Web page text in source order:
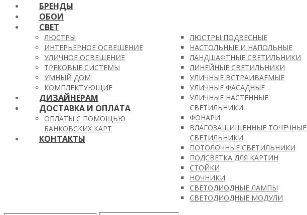
БРЕНДЫ
ОБОИ
СВЕТ
ЛЮСТРЫ
ЛЮСТРЫ ПОДВЕСНЫЕ
ЛЮСТРЫ КАСКАДНЫЕ
ЛЮСТРЫ ЛИНЕЙНЫЕ
ЛЮСТРЫ ПОТОЛОЧНЫЕ
ЛЮСТРЫ НА ЦЕПИ
ЛЮСТРЫ НА ШТАНГЕ
ЛЮСТРЫ ОВАЛЬНЫЕ /
ПРЯМОУГОЛЬНЫЕ
ПОТОЛОЧНЫЕ ЛЮСТРЫ
ПОДВЕСНЫЕ ЛЮСТРЫ
РОЖКОВЫЕ ЛЮСТРЫ
ИНТЕРЬЕРНОЕ ОСВЕЩЕНИЕ
НАСТОЛЬНЫЕ И НАПОЛЬНЫЕ
НАСТЕННЫЕ СВЕТИЛЬНИКИ И БРА
ВСТРАИВАЕМЫЕ ТОЧЕЧНЫЕ
СВЕТИЛЬНИКИ
ТОРШЕР
ЛАМПЫ И МОДУЛИ
ОПТИКА И РАССЕИВАТЕЛИ
ПОДВЕСНЫЕ КОМПЛЕКТЫ
ТОЧЕЧНЫЕ СВЕТИЛЬНИКИ
ПОДВЕСНЫЕ СВЕТИЛЬНИКИ
ПОТОЛОЧНЫЕ СВЕТИЛЬНИКИ
ПОДСВЕТКА ДЛЯ КАРТИН
СТОЙКИ
НОЧНИКИ
СВЕТОДИОДНЫЕ ЛАМПЫ
СВЕТОДИОДНЫЕ МОДУЛИ
УЛИЧНОЕ ОСВЕЩЕНИЕ
ЛАНДШАФТНЫЕ СВЕТИЛЬНИКИ
ЛИНЕЙНЫЕ СВЕТИЛЬНИКИ
УЛИЧНЫЕ ВСТРАИВАЕМЫЕ
УЛИЧНЫЕ ФАСАДНЫЕ
УЛИЧНЫЕ НАСТЕННЫЕ
СВЕТИЛЬНИКИ
ФОНАРИ
ВЛАГОЗАЩИЩЕННЫЕ ТОЧЕЧНЫЕ
СВЕТИЛЬНИКИ
ТРЕКОВЫЕ СИСТЕМЫ
УМНЫЙ ДОМ
КОМПЛЕКТУЮЩИЕ
ДИЗАЙНЕРАМ
ДОСТАВКА И ОПЛАТА
ОПЛАТЫ С ПОМОЩЬЮ
БАНКОВСКИХ КАРТ
КОНТАКТЫ
+7 (964) 516-70-27
info@обоимаркет.рф